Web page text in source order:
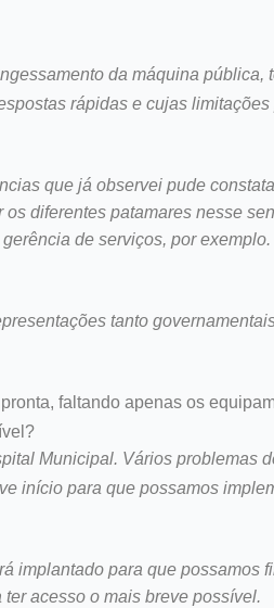
da máquina pública,
rápidas e cujas limitações
que já observei pude
diferentes patamares nesse
de serviços, por
tanto
faltando apenas os
Municipal. Vários problemas
início para que possamos
implantado para que possamos
acesso o mais breve possível.